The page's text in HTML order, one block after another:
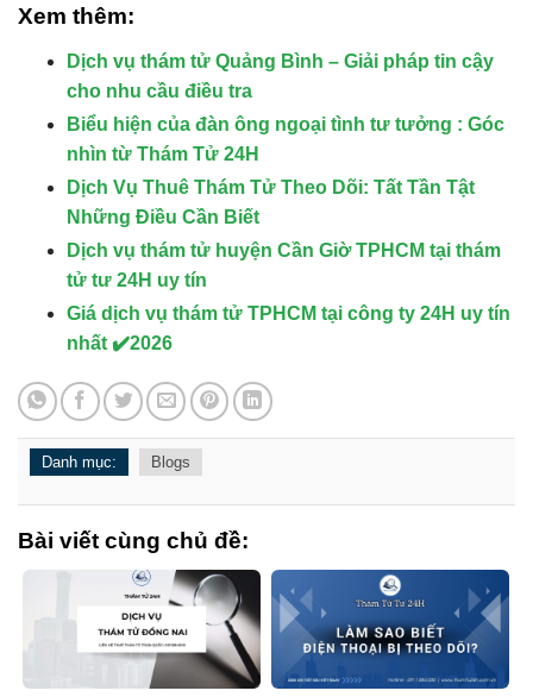
Xem thêm:
Dịch vụ thám tử Quảng Bình – Giải pháp tin cậy
cho nhu cầu điều tra
Biểu hiện của đàn ông ngoại tình tư tưởng : Góc
nhìn từ Thám Tử 24H
Dịch Vụ Thuê Thám Tử Theo Dõi: Tất Tần Tật
Những Điều Cần Biết
Dịch vụ thám tử huyện Cần Giờ TPHCM tại thám
tử tư 24H uy tín
Giá dịch vụ thám tử TPHCM tại công ty 24H uy tín
nhất ✔️2026
Danh mục: Blogs
Bài viết cùng chủ đề: